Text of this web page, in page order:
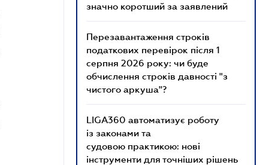
значно коротший за заявлений
Перезавантаження строків
податкових перевірок після 1
серпня 2026 року: чи буде
обчислення строків давності "з
чистого аркуша"?
LIGA360 автоматизує роботу
із законами та
судовою практикою: нові
інструменти для точніших рішень